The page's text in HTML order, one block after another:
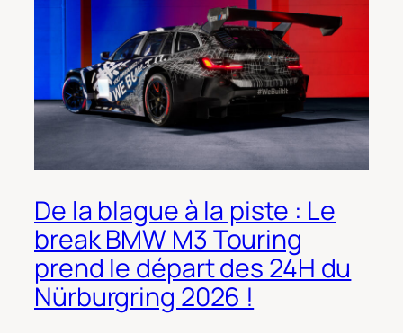
De la blague à la piste : Le
break BMW M3 Touring
prend le départ des 24H du
Nürburgring 2026 !